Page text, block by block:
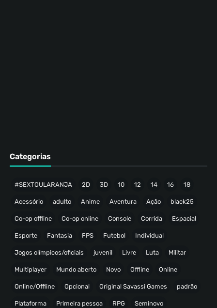
Categorias
#SEXTOULARANJA 2D 3D 10 12 14 16 18
Acessório adulto Anime Aventura Ação black25
Co-op offline Co-op online Console Corrida Espacial
Esporte Fantasia FPS Futebol Individual
Jogos olímpicos/oficiais juvenil Livre Luta Militar
Multiplayer Mundo aberto Novo Offline Online
Online/Offline Opcional Original Savassi Games padrão
Plataforma Primeira pessoa RPG Seminovo